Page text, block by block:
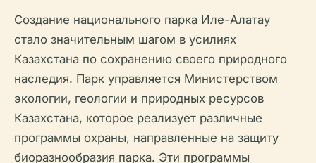
Создание национального парка Иле-Алатау
стало значительным шагом в усилиях
Казахстана по сохранению своего природного
наследия. Парк управляется Министерством
экологии, геологии и природных ресурсов
Казахстана, которое реализует различные
программы охраны, направленные на защиту
биоразнообразия парка. Эти программы